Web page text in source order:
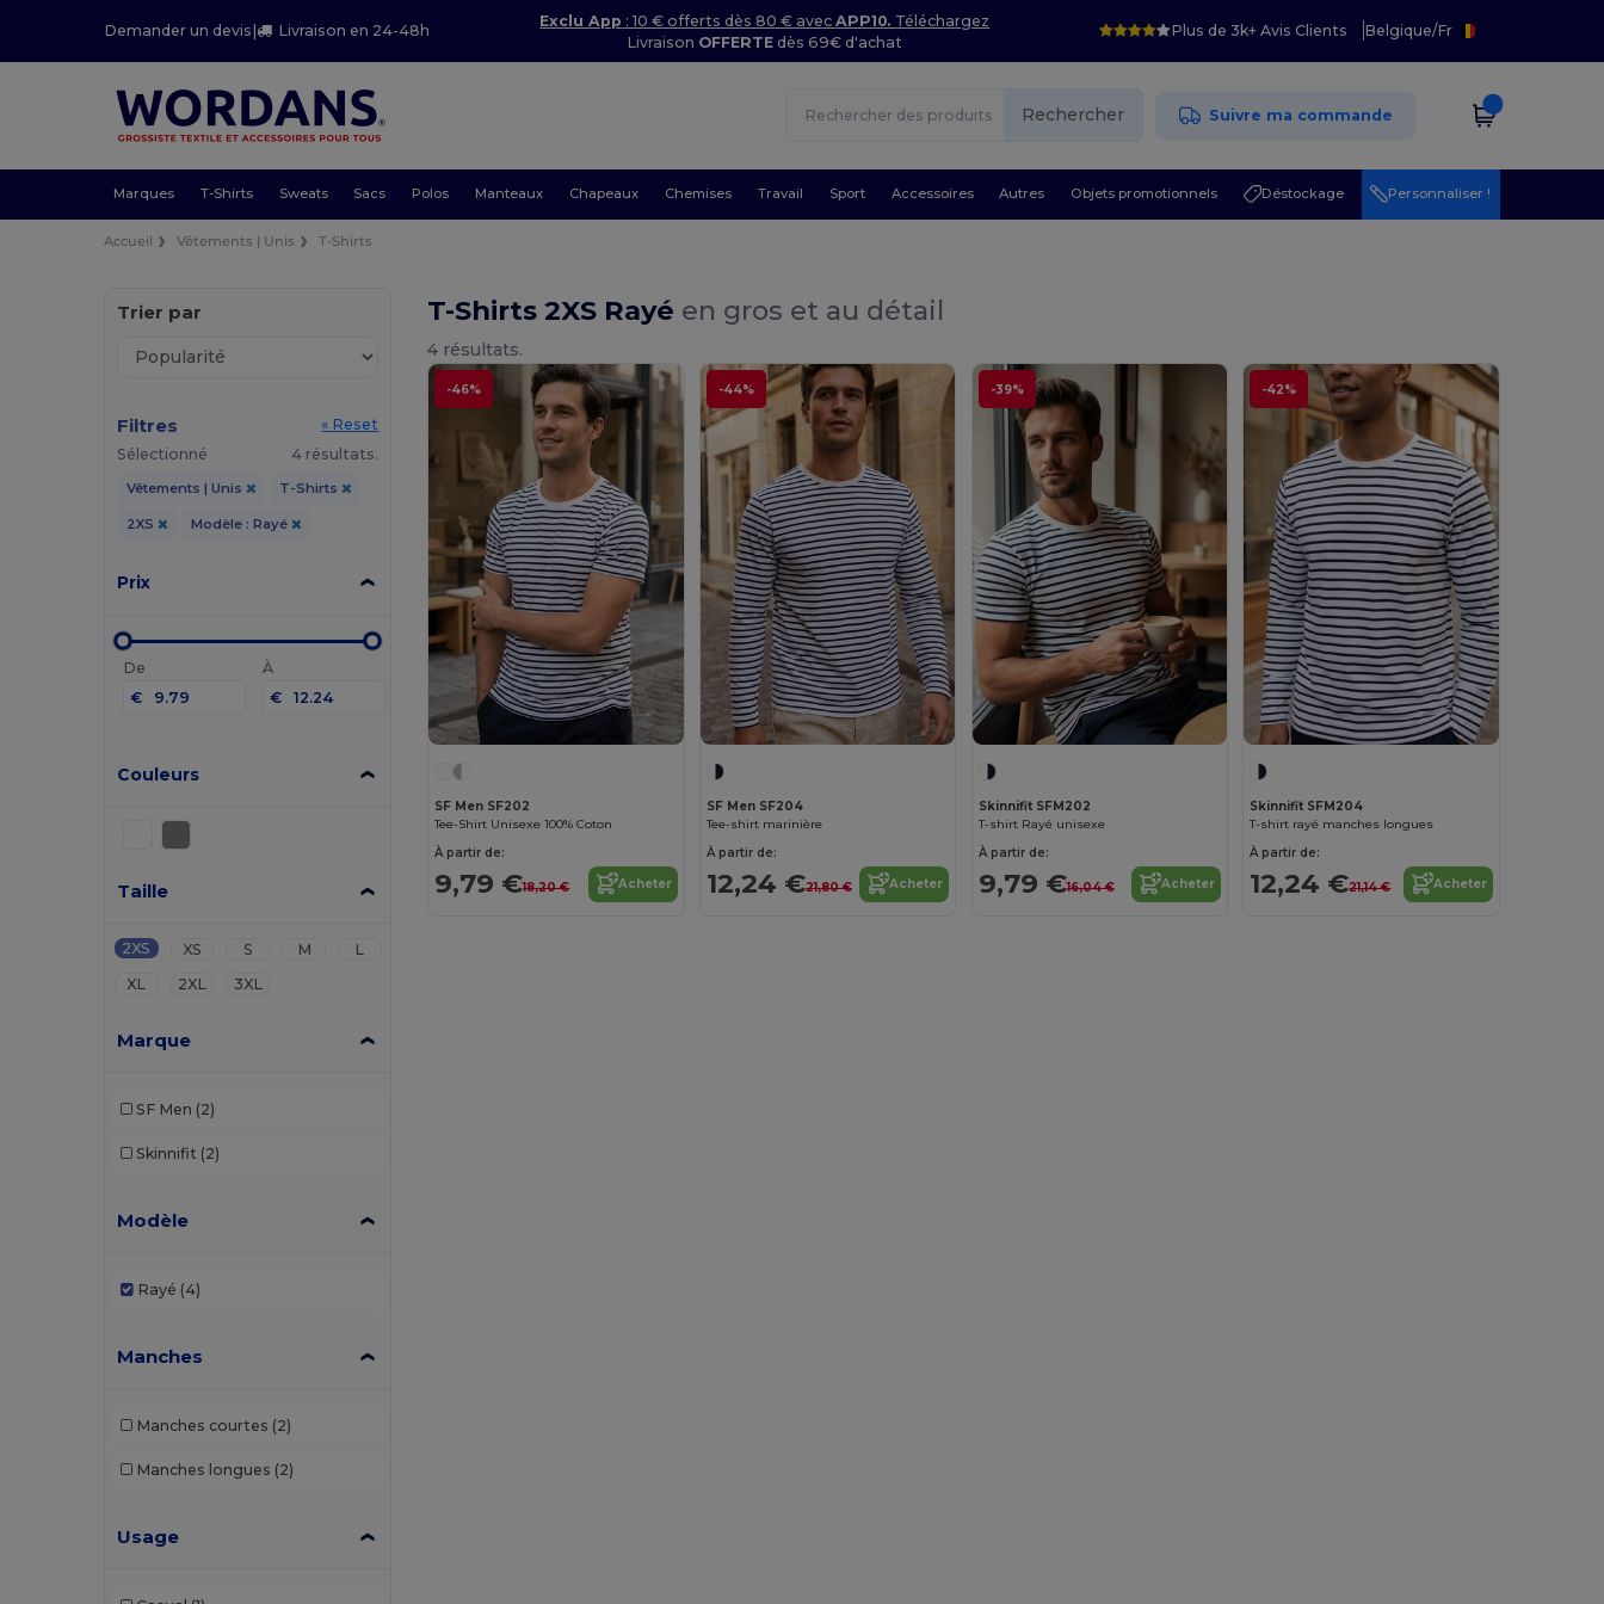
Demander un devis | Livraison en 24-48h
Exclu App : 10 € offerts dès 80 € avecAPP10. Téléchargez
Livraison OFFERTE dès 69€ d'achat
Plus de 3k+ Avis Clients Belgique/Fr
Rechercher Suivre ma commande
Marques T-Shirts Sweats Sacs Polos Manteaux Chapeaux Chemises Travail Sport Accessoires Autres Objets promotionnels Déstockage Personnaliser !
Accueil Vêtements | Unis T-Shirts
Trier par
Filtres
« Reset
Sélectionné
4 résultats.
Vêtements | Unis T-Shirts
2XS Modèle : Rayé
Prix
De
€
À
€
Couleurs
Taille
2XS XS S M
L
XL
2XL 3XL
Marque
SF Men (2)
Skinnifit (2)
Modèle
Rayé (4)
Manches
Manches courtes (2)
Manches longues (2)
Usage
T-Shirts 2XS Rayé en gros et au détail
4 résultats.
-46%
SF Men SF202
Tee-Shirt Unisexe 100% Coton
À partir de:
9,79 €18,20 € Acheter
-44%
SF Men SF204
Tee-shirt marinière
À partir de:
12,24 €21,80 € Acheter
-39%
Skinnifit SFM202
T-shirt Rayé unisexe
À partir de:
9,79 €16,04 € Acheter
-42%
Skinnifit SFM204
T-shirt rayé manches longues
À partir de:
12,24 €21,14 € Acheter